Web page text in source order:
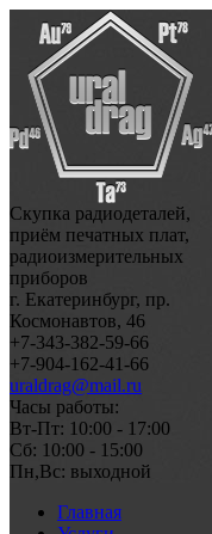
Скупка радиодеталей,
приём печатных плат,
радиоизмерительных
приборов
г. Екатеринбург, пр.
Космонавтов, 46
+7-343-382-59-66
+7-904-162-41-66
uraldrag@mail.ru
Часы работы:
Вт-Пт: 10:00 - 17:00
Сб: 10:00 - 15:00
Пн,Вс: выходной
Главная